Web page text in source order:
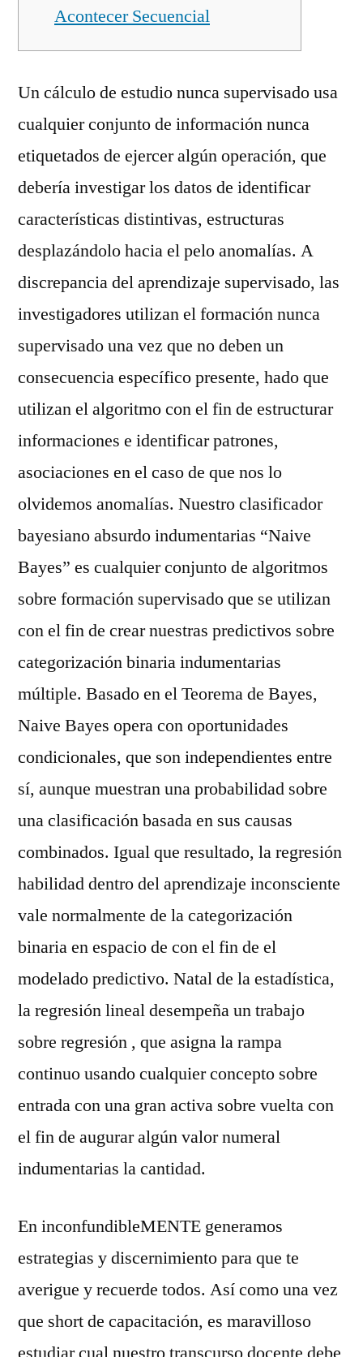
Acontecer Secuencial
Un cálculo de estudio nunca supervisado usa
cualquier conjunto de información nunca
etiquetados de ejercer algún operación, que
debería investigar los datos de identificar
características distintivas, estructuras
desplazándolo hacia el pelo anomalías. A
discrepancia del aprendizaje supervisado, las
investigadores utilizan el formación nunca
supervisado una vez que no deben un
consecuencia específico presente, hado que
utilizan el algoritmo con el fin de estructurar
informaciones e identificar patrones,
asociaciones en el caso de que nos lo
olvidemos anomalías. Nuestro clasificador
bayesiano absurdo indumentarias “Naive
Bayes” es cualquier conjunto de algoritmos
sobre formación supervisado que se utilizan
con el fin de crear nuestras predictivos sobre
categorización binaria indumentarias
múltiple. Basado en el Teorema de Bayes,
Naive Bayes opera con oportunidades
condicionales, que son independientes entre
sí, aunque muestran una probabilidad sobre
una clasificación basada en sus causas
combinados. Igual que resultado, la regresión
habilidad dentro del aprendizaje inconsciente
vale normalmente de la categorización
binaria en espacio de con el fin de el
modelado predictivo. Natal de la estadística,
la regresión lineal desempeña un trabajo
sobre regresión , que asigna la rampa
continuo usando cualquier concepto sobre
entrada con una gran activa sobre vuelta con
el fin de augurar algún valor numeral
indumentarias la cantidad.
En inconfundibleMENTE generamos
estrategias y discernimiento para que te
averigue y recuerde todos. Así­ como una vez
que short de capacitación, es maravilloso